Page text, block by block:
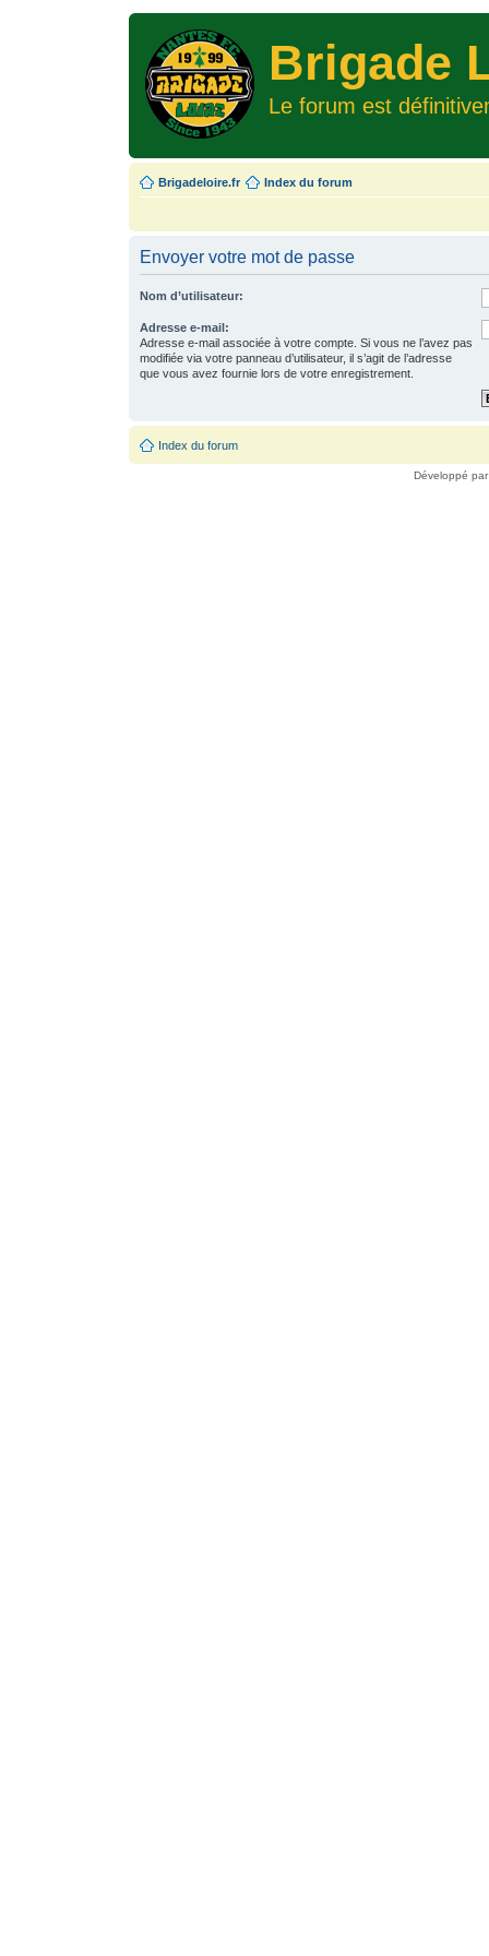
Brigade
Le forum est
Brigadeloire.fr Index du forum
Envoyer votre mot de passe
Nom d’utilisateur:
Adresse e-mail:
Adresse e-mail associée à votre compte. Si vous ne l’avez pas
modifiée via votre panneau d’utilisateur, il s’agit de l’adresse
que vous avez fournie lors de votre enregistrement.
Index du forum
Développé